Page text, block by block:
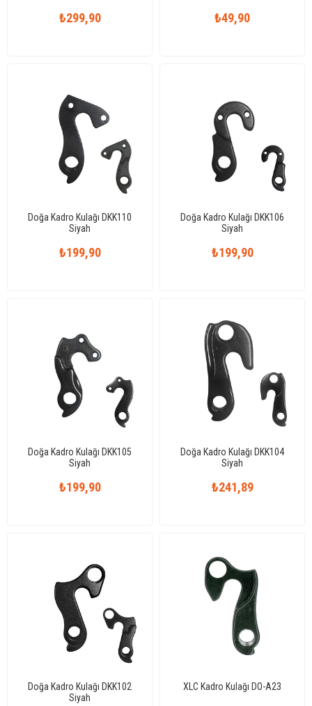
₺299,90 ₺49,90
Doğa Kadro Kulağı DKK110
Siyah
₺199,90
Doğa Kadro Kulağı DKK106
Siyah
₺199,90
Doğa Kadro Kulağı DKK105
Siyah
₺199,90
Doğa Kadro Kulağı DKK104
Siyah
₺241,89
Doğa Kadro Kulağı DKK102
Siyah
XLC Kadro Kulağı DO-A23